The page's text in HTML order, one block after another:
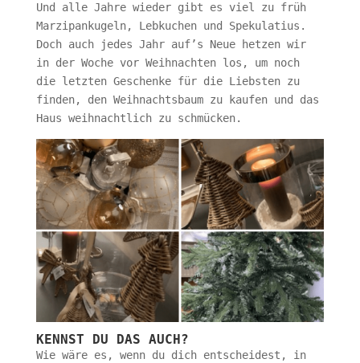
Und alle Jahre wieder gibt es viel zu früh
Marzipankugeln, Lebkuchen und Spekulatius.
Doch auch jedes Jahr auf’s Neue hetzen wir
in der Woche vor Weihnachten los, um noch
die letzten Geschenke für die Liebsten zu
finden, den Weihnachtsbaum zu kaufen und das
Haus weihnachtlich zu schmücken.
KENNST DU DAS AUCH?
Wie wäre es, wenn du dich entscheidest, in